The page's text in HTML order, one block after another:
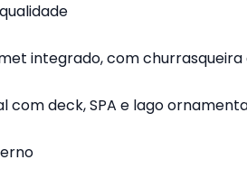
integrado, com
com deck, SPA e lago